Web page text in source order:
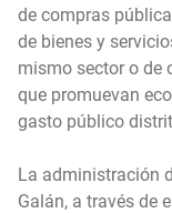
de compras
de bienes y
mismo sector o de
que promuevan
gasto público
La administración
Galán, a través de